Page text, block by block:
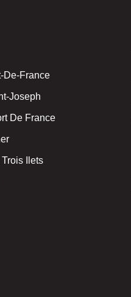
De-France
Joseph
De France
Ilets